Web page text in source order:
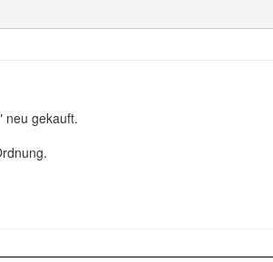
neu gekauft.